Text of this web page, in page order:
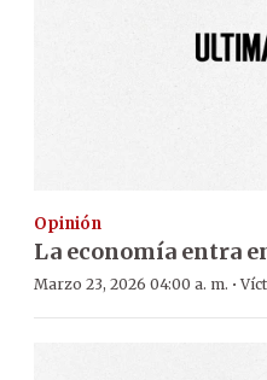
Opinión
La economía entra
Marzo 23, 2026 04:00 a. m. ·